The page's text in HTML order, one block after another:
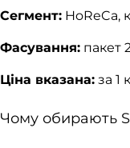
Сегмент: HoReCa,
Фасування: пакет
Ціна вказана: за 1
Чому обирають